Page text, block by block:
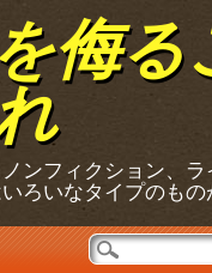
侮る
ンフィクション、ラ
ろいなタイプのもの